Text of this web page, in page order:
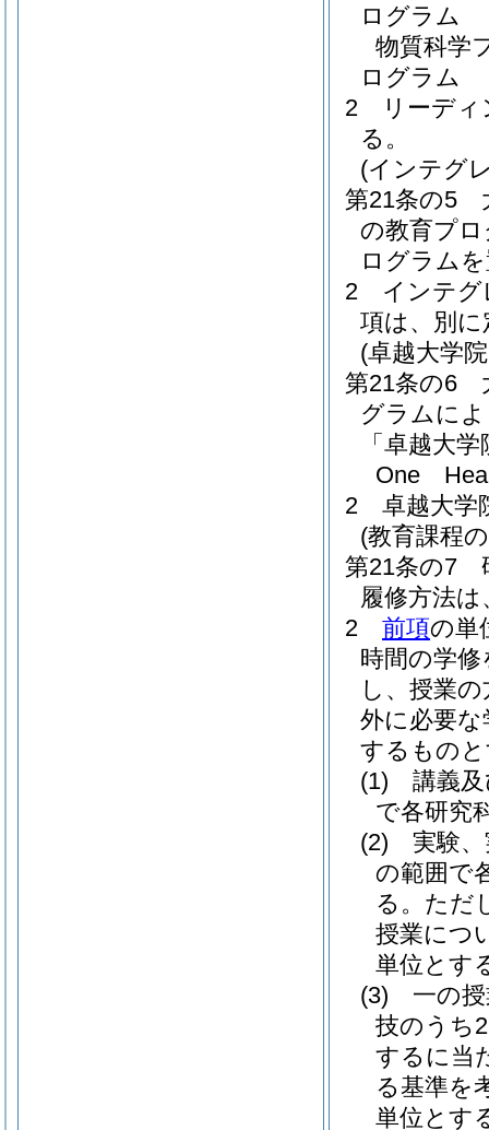
ログラム
物質科学
ログラム
2
リーデ
る。
(インテグ
第21条の5
の教育プ
ログラム
2
インテ
項は、別
(卓越大学
第21条の6
グラムに
「卓越大
One
2
卓越大学
(教育課程
第21条の7
履修方法
2
前項の単
時間の学
し、授業
外に必要
するもの
(1)
講義
で各研究
(2)
実験
の範囲で
る。 ただ
授業につ
単位とす
(3)
一の
技のうち
するに当
る基準を
単位とす